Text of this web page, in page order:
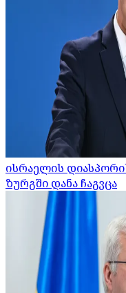
ისრაელის
ზურგში დანა ჩაგვცა